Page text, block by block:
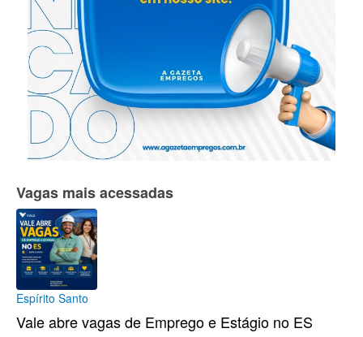
Vagas mais acessadas
Espírito Santo
Vale abre vagas de Emprego e Estágio no ES